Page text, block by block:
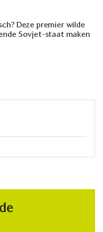
Deze premier wilde
Sovjet-staat maken